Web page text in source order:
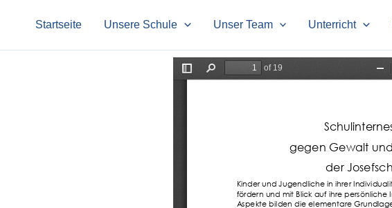
Startseite Unsere Schule Unser Team Unterricht